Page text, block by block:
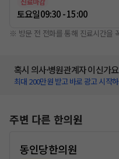
토요일09:30 - 15:00
※ 방문 전 전화를 통해 진료시간을
혹시 의사·병원관계자 이신가
최대 200만원 받고 바로 광고 시작
주변 다른 한의원
동인당한의원